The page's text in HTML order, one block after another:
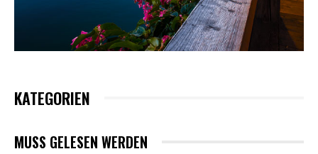
KATEGORIEN
MUSS GELESEN WERDEN